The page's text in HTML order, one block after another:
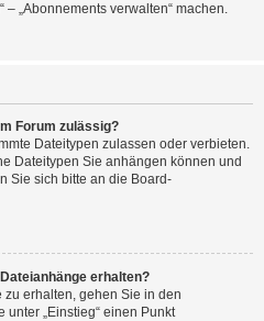
„Abonnements verwalten“ machen.
Forum zulässig?
Dateitypen zulassen oder verbieten.
Dateitypen Sie anhängen können und
Sie sich bitte an die Board-
erhalten?
erhalten, gehen Sie in den
„Einstieg“ einen Punkt